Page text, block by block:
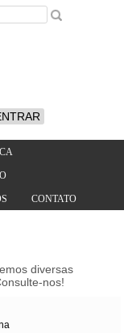
CONTATO
diversas
nos!